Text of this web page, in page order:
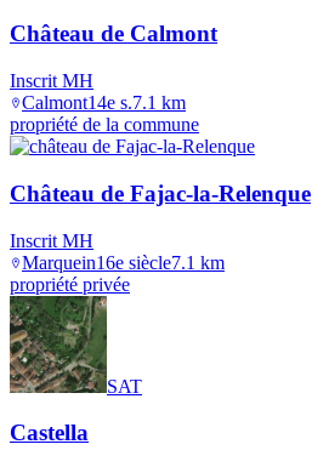
Château de Calmont
Inscrit MH
Calmont14e s.7.1 km
propriété de la commune
Château de Fajac-la-Relenque
Inscrit MH
Marquein16e siècle7.1 km
propriété privée
SAT
Castella